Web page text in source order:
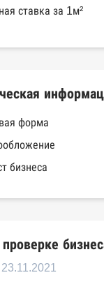
ставка за 1м²
форма
бизнеса